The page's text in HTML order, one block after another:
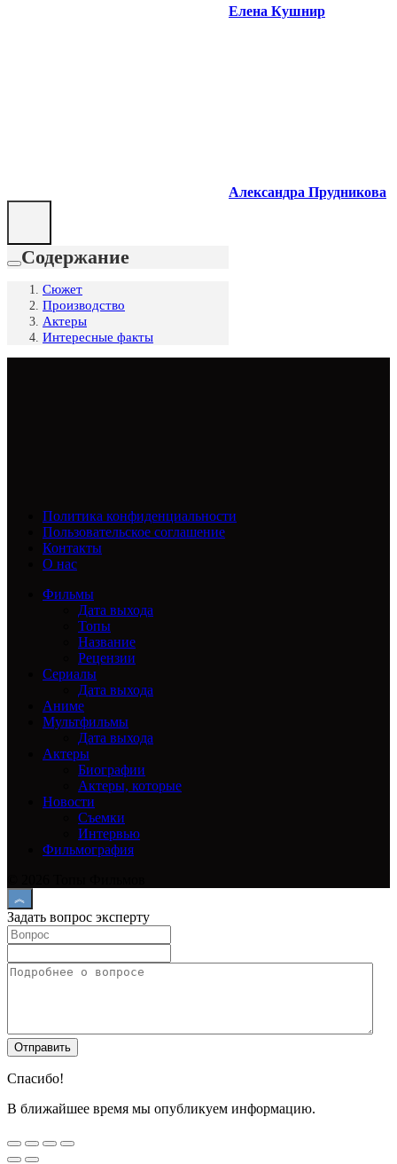
Елена Кушнир
Александра Прудникова
Содержание
Сюжет
Производство
Актеры
Интересные факты
Политика конфиденциальности
Пользовательское соглашение
Контакты
О нас
Фильмы
Дата выхода
Топы
Название
Рецензии
Сериалы
Дата выхода
Аниме
Мультфильмы
Дата выхода
Актеры
Биографии
Актеры, которые
Новости
Съемки
Интервью
Фильмография
Задать вопрос эксперту
Спасибо!
В ближайшее время мы опубликуем информацию.